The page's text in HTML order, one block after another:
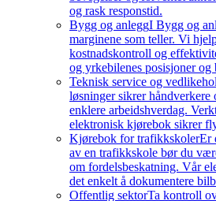
og rask responstid.
Bygg og anleggI Bygg og
marginene som teller. Vi
kostnadskontroll og
og yrkebilenes posisjoner og
Teknisk service og
løsninger sikrer håndverkere
enklere arbeidshverdag.
elektronisk kjørebok sikrer
Kjørebok for trafikkskolerEr
av en trafikkskole bør du
om fordelsbeskatning. Vår
det enkelt å dokumentere
Offentlig sektorTa kontroll